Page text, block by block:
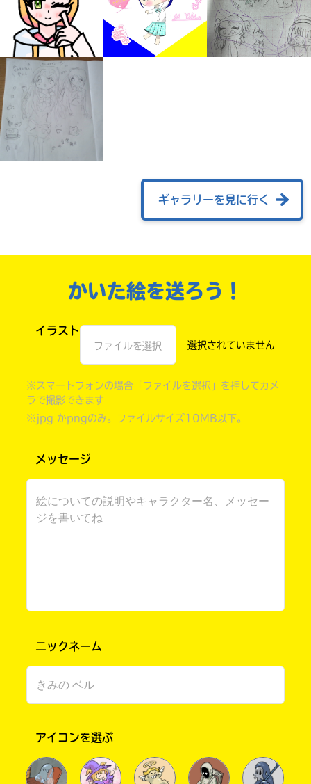
自分だけの
本だなが作れる！
書店に届いた
ギャラリーを見に行く
かいた絵を送ろう！
イラスト
ファイルを選択
※スマートフォンの場合「ファイルを選択」を押してカメ
ラで撮影できます
※jpg かpngのみ。ファイルサイズ10MB以下。
メッセージ
ニックネーム
アイコンを選ぶ